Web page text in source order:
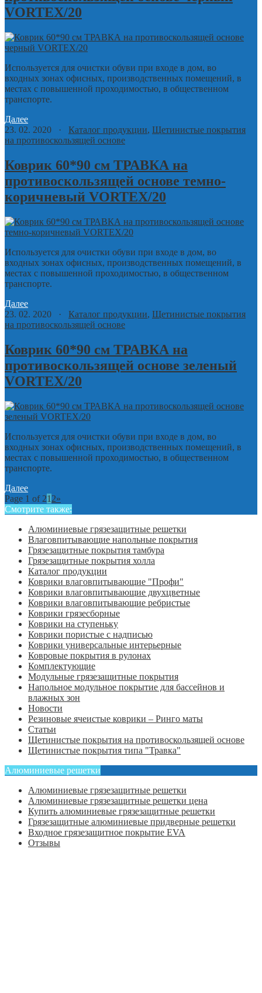
VORTEX/20
Используется для очистки обуви при входе в дом, во
входных зонах офисных, производственных помещений, в
местах с повышенной проходимостью, в общественном
транспорте.
Далее
23. 02. 2020 · Каталог продукции, Щетинистые покрытия
на противоскользящей основе
Коврик 60*90 см ТРАВКА на
противоскользящей основе темно-
коричневый VORTEX/20
Используется для очистки обуви при входе в дом, во
входных зонах офисных, производственных помещений, в
местах с повышенной проходимостью, в общественном
транспорте.
Далее
23. 02. 2020 · Каталог продукции, Щетинистые покрытия
на противоскользящей основе
Коврик 60*90 см ТРАВКА на
противоскользящей основе зеленый
VORTEX/20
Используется для очистки обуви при входе в дом, во
входных зонах офисных, производственных помещений, в
местах с повышенной проходимостью, в общественном
транспорте.
Далее
Page 1 of 21 2»
Смотрите также:
Алюминиевые грязезащитные решетки
Влаговпитывающие напольные покрытия
Грязезащитные покрытия тамбура
Грязезащитные покрытия холла
Каталог продукции
Коврики влаговпитывающие "Профи"
Коврики влаговпитывающие двухцветные
Коврики влаговпитывающие ребристые
Коврики грязесборные
Коврики на ступеньку
Коврики пористые с надписью
Коврики универсальные интерьерные
Ковровые покрытия в рулонах
Комплектующие
Модульные грязезащитные покрытия
Напольное модульное покрытие для бассейнов и
влажных зон
Новости
Резиновые ячеистые коврики – Ринго маты
Статьи
Щетинистые покрытия на противоскользящей основе
Щетинистые покрытия типа "Травка"
Алюминиевые решетки
Алюминиевые грязезащитные решетки
Алюминиевые грязезащитные решетки цена
Купить алюминиевые грязезащитные решетки
Грязезащитные алюминиевые придверные решетки
Входное грязезащитное покрытие EVA
Отзывы